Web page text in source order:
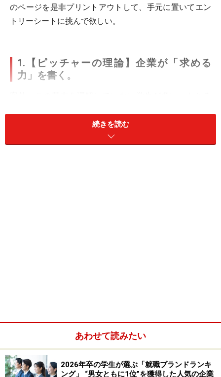
のページを是非プリントアウトして、手元に置いてエン
トリーシートに挑んで欲しい。
1.【ピッチャーの理論】企業が「求める
力」を書く。
企業が「求める力」を無視して書く行為は、野球に例え
れば、キャッチャーがサインを送っているのに、そこに
2.【恋人弁当の理論】書くネタをレイアウ
続きを読む
あわせて読みたい
2026年卒の学生が選ぶ「就職ブランドランキ
ング」 “男女ともに1位”を獲得した人気の企業